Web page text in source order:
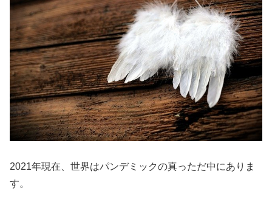
2021年現在、世界はパンデミックの真っただ中にありま
す。